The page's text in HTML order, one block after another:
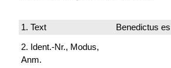
1. Text Benedictus
2. Ident.-Nr., Modus,
Anm.